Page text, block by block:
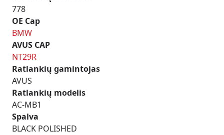
778
OE Cap
BMW
AVUS CAP
NT29R
Ratlankių gamintojas
AVUS
Ratlankių modelis
AC-MB1
Spalva
BLACK POLISHED